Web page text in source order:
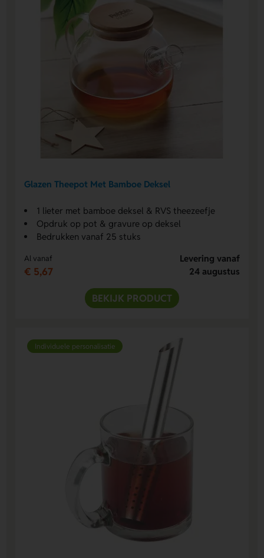
Glazen Theepot Met Bamboe Deksel
1 lieter met bamboe deksel & RVS theezeefje
Opdruk op pot & gravure op deksel
Bedrukken vanaf 25 stuks
Al vanaf
€ 5,67
Levering vanaf
24 augustus
BEKIJK PRODUCT
Individuele personalisatie